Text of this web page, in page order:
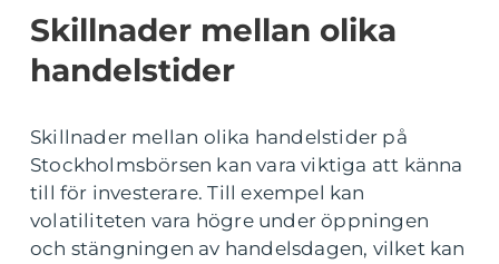
Skillnader mellan olika
handelstider
Skillnader mellan olika handelstider på
Stockholmsbörsen kan vara viktiga att känna
till för investerare. Till exempel kan
volatiliteten vara högre under öppningen
och stängningen av handelsdagen, vilket kan